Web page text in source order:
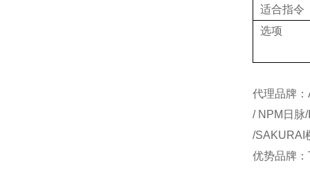
适合指令
选项
代理品牌
/ NPM日脉
/SAKURAI
优势品牌